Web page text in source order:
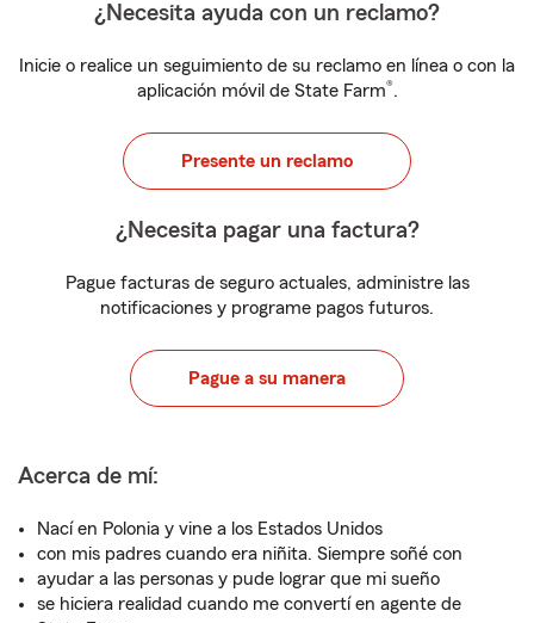
¿Necesita ayuda con un reclamo?
Inicie o realice un seguimiento de su reclamo en línea o con la
aplicación móvil de State Farm®.
Presente un reclamo
¿Necesita pagar una factura?
Pague facturas de seguro actuales, administre las
notificaciones y programe pagos futuros.
Pague a su manera
Acerca de mí:
Nací en Polonia y vine a los Estados Unidos
con mis padres cuando era niñita. Siempre soñé con
ayudar a las personas y pude lograr que mi sueño
se hiciera realidad cuando me convertí en agente de